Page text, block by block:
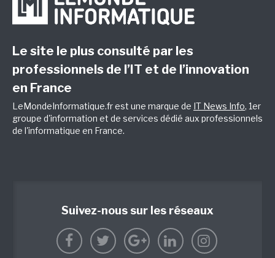
Le site le plus consulté par les
professionnels de l’IT et de l’innovation
en France
LeMondeInformatique.fr est une marque de IT News Info, 1er
groupe d'information et de services dédié aux professionnels
de l'informatique en France.
Suivez-nous sur les réseaux